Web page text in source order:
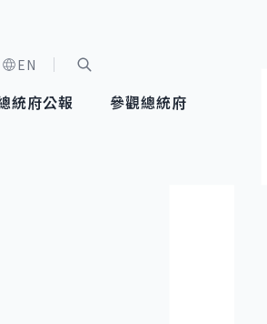
選單
EN
統府公報 參觀總統府